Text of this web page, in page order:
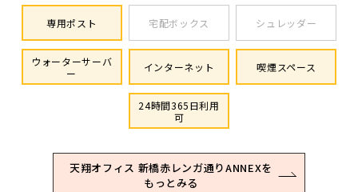
専用ポスト 宅配ボックス シュレッダー
ウォーターサーバ
ー
インターネット 喫煙スペース
24時間365日利用
可
天翔オフィス 新橋赤レンガ通りANNEXを
もっとみる